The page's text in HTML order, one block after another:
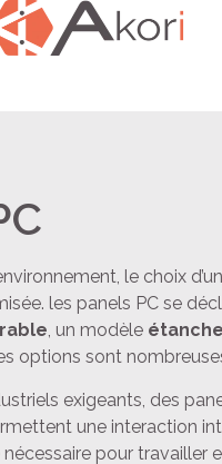
le choix d’un
les panels PC se
, un modèle étanche
options sont
exigeants, des
une interaction
pour travailler